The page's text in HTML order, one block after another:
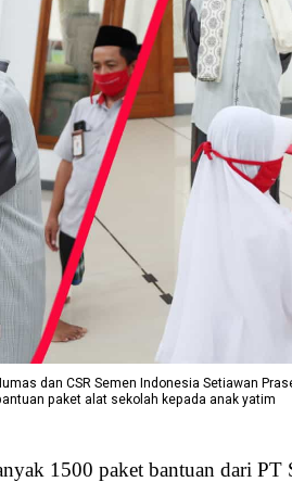
dan CSR Semen Indonesia Setiawan
paket alat sekolah kepada anak yatim
1500 paket bantuan dari PT